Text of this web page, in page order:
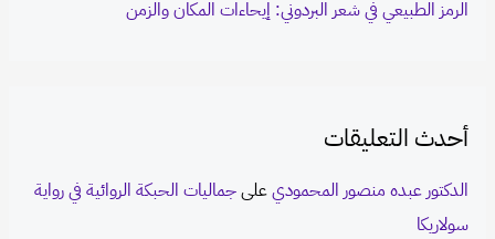
الرمز الطبيعي في شعر البردوني: إيحاءات المكان والزمن
أحدث التعليقات
الدكتور عبده منصور المحموديعلىجماليات الحبكة الروائية في رواية
سولاريكا